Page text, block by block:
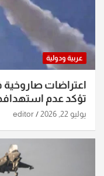
عربية ودولية
اعتراضات صاروخية
تؤكد عدم
يوليو 22, 2026 editor